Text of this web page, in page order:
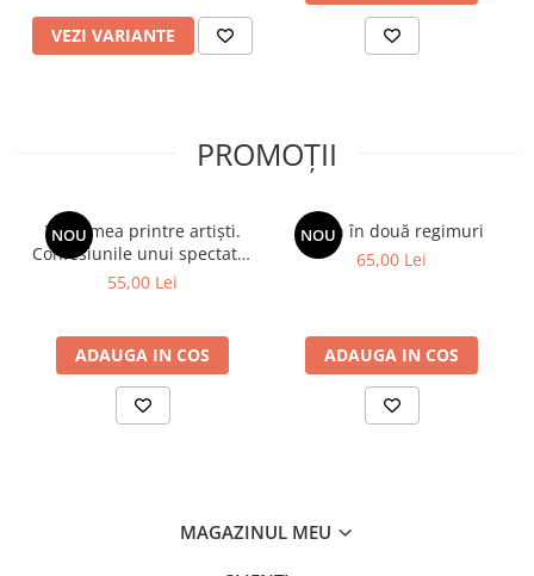
VEZI VARIANTE
PROMOȚII
NOU
Viața mea printre artiști.
Confesiunile unui spectator
fidel
55,00 Lei
ADAUGA IN COS
NOU
Spion în două regimuri
65,00 Lei
ADAUGA IN COS
MAGAZINUL MEU